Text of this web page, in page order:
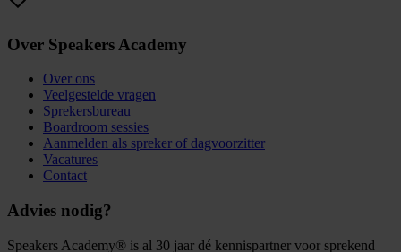
Over Speakers Academy
Over ons
Veelgestelde vragen
Sprekersbureau
Boardroom sessies
Aanmelden als spreker of dagvoorzitter
Vacatures
Contact
Advies nodig?
Speakers Academy® is al 30 jaar dé kennispartner voor sprekend